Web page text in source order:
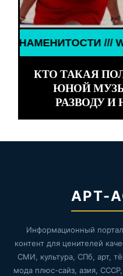
///
КТО ТАКАЯ
ЮНОЙ
РАЗВОДУ
АРТ-
Информационный
контент для ценителей
СМИ, культура, СПб, арт,
мода плюс-сайз, азия,